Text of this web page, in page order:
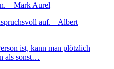
– Mark Aurel
auf. – Albert
ist, kann man plötzlich
als sonst…